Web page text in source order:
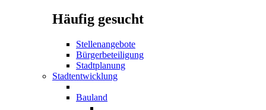
Häufig gesucht
Stellenangebote
Bürgerbeteiligung
Stadtplanung
Stadtentwicklung
Bauland